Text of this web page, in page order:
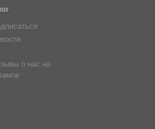
о нас на